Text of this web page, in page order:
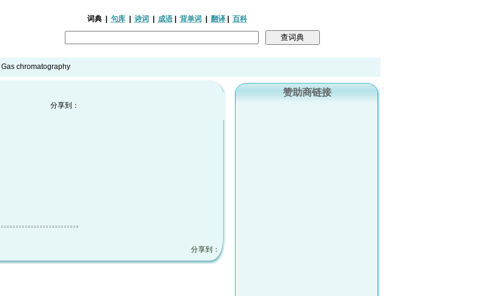
词典| 句库| 诗词 成语| 背单词 翻译| 百科
Gas chromatography
分享到：
分享到：
赞助商链接